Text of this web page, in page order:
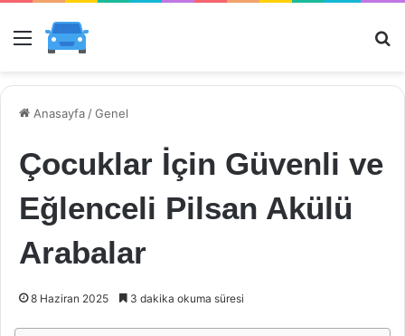
Menü
Anasayfa /Genel
Çocuklar İçin Güvenli ve
Eğlenceli Pilsan Akülü
Arabalar
8 Haziran 2025 3 dakika okuma süresi